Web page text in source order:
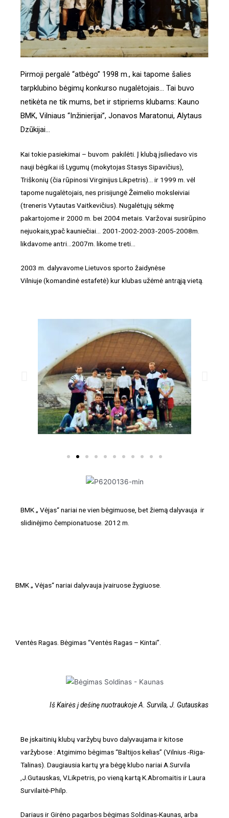
Pirmoji pergalė “atbėgo” 1998 m., kai tapome šalies
tarpklubino bėgimų konkurso nugalėtojais… Tai buvo
netikėta ne tik mums, bet ir stipriems klubams: Kauno
BMK, Vilniaus “Inžinierijai”, Jonavos Maratonui, Alytaus
Dzūkijai…
Kai tokie pasiekimai – buvom pakilėti. Į klubą įsiliedavo vis
nauji bėgikai iš Lygumų (mokytojas Stasys Sipavičius),
Triškonių (čia rūpinosi Virginijus Likpetris)… ir 1999 m. vėl
tapome nugalėtojais, nes prisijungė Žeimelio moksleiviai
(treneris Vytautas Vaitkevičius). Nugalėtųjų sėkmę
pakartojome ir 2000 m. bei 2004 metais. Varžovai susirūpino
nejuokais,ypač kauniečiai… 2001-2002-2003-2005-2008m.
likdavome antri…2007m. likome treti…
2003 m. dalyvavome Lietuvos sporto žaidynėse
Vilniuje (komandinė estafetė) kur klubas užėmė antrąją vietą.
BMK „ Vėjas“ nariai ne vien bėgimuose, bet žiemą dalyvauja ir
slidinėjimo čempionatuose. 2012 m.
BMK „ Vėjas“ nariai dalyvauja įvairuose žygiuose.
Ventės Ragas. Bėgimas “Ventės Ragas – Kintai”.
Iš Kairės į dešinę nuotraukoje A. Survila, J. Gutauskas
Be įskaitinių klubų varžybų buvo dalyvaujama ir kitose
varžybose : Atgimimo bėgimas “Baltijos kelias” (Vilnius -Riga-
Talinas). Daugiausia kartų yra bėgę klubo nariai A.Survila
,J.Gutauskas, V.Likpetris, po vieną kartą K.Abromaitis ir Laura
Survilaitė-Philp.
Dariaus ir Girėno pagarbos bėgimas Soldinas-Kaunas, arba